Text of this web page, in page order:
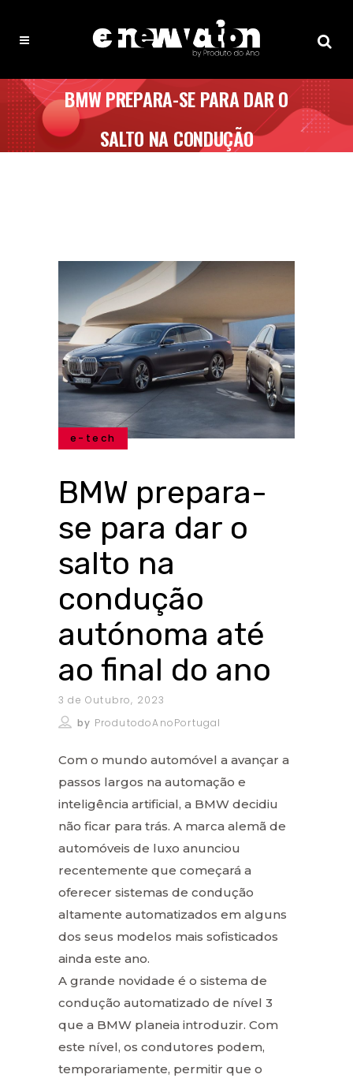
BMW PREPARA-SE PARA DAR O
SALTO NA CONDUÇÃO
e-tech
BMW prepara-
se para dar o
salto na
condução
autónoma até
ao final do ano
3 de Outubro, 2023
by ProdutodoAnoPortugal
Com o mundo automóvel a avançar a
passos largos na automação e
inteligência artificial, a BMW decidiu
não ficar para trás. A marca alemã de
automóveis de luxo anunciou
recentemente que começará a
oferecer sistemas de condução
altamente automatizados em alguns
dos seus modelos mais sofisticados
ainda este ano.
A grande novidade é o sistema de
condução automatizado de nível 3
que a BMW planeia introduzir. Com
este nível, os condutores podem,
temporariamente, permitir que o